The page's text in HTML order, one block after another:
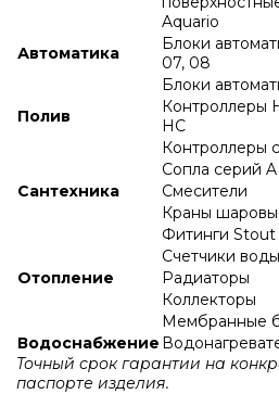
Aquario
Автоматика
Блоки
07, 08
Блоки
Полив
Контроллеры
HC
Контроллеры
Сопла серий
Сантехника
Смесители
Краны
Фитинги Stout
Счетчики воды
Отопление
Радиаторы
Коллекторы
Мембранные
Водоснабжение
Точный срок гарантии на
паспорте изделия.